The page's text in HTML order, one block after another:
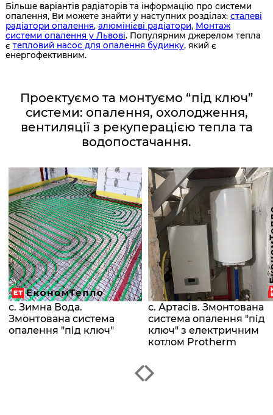
Більше варіантів радіаторів та інформацію про системи
опалення, Ви можете знайти у наступних розділах: сталеві
радіатори опалення, алюмінієві радіатори, Монтаж
системи опалення у Львові. Популярним джерелом тепла
є тепловий насос для опалення будинку, який є
енергофективним.
Проектуємо та монтуємо “під ключ”
системи: опалення, охолодження,
вентиляції з рекуперацією тепла та
водопостачання.
с. Зимна Вода.
Змонтована система
опалення "під ключ"
с. Артасів. Змонтована
система опалення "під
ключ" з електричним
котлом Protherm